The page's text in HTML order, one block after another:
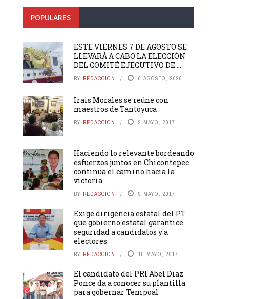
POPULARES
ESTE VIERNES 7 DE AGOSTO SE
LLEVARÁ A CABO LA ELECCIÓN
DEL COMITÉ EJECUTIVO DE ...
BY REDACCION 6 AGOSTO, 2026
Irais Morales se reúne con
maestros de Tantoyuca
BY REDACCION 9 MAYO, 2017
Haciendo lo relevante bordeando
esfuerzos juntos en Chicontepec
continua el camino hacia la
victoria
BY REDACCION 9 MAYO, 2017
Exige dirigencia estatal del PT
que gobierno estatal garantice
seguridad a candidatos y a
electores
BY REDACCION 10 MAYO, 2017
El candidato del PRI Abel Diaz
Ponce da a conocer su plantilla
para gobernar Tempoal